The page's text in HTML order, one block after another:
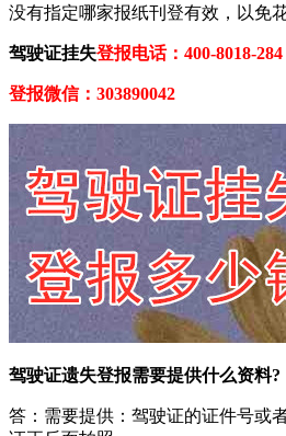
没有指定哪家报纸刊登有效，以免
驾驶证挂失登报电话：400-8018-284
登报微信：303890042
驾驶证遗失登报需要提供什么资料?
答：需要提供：驾驶证的证件号或